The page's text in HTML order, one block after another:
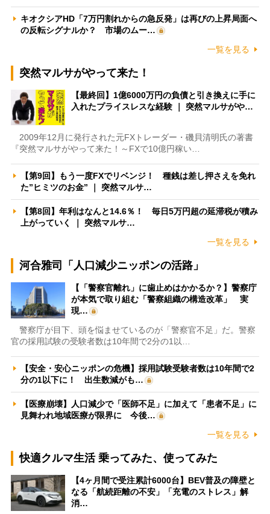
キオクシアHD「7万円割れからの急反発」は再びの上昇局面へ
の反転シグナルか？ 市場のムー…
一覧を見る
突然マルサがやって来た！
【最終回】1億6000万円の負債と引き換えに手に
入れたプライスレスな経験 ｜ 突然マルサがや…
2009年12月に発行された元FXトレーダー・磯貝清明氏の著書
『突然マルサがやって来た！～FXで10億円稼い…
【第9回】もう一度FXでリベンジ！ 種銭は差し押さえを免れ
た”ヒミツのお金” ｜ 突然マルサ…
【第8回】年利はなんと14.6％！ 毎日5万円超の延滞税が積み
上がっていく ｜ 突然マルサ…
一覧を見る
河合雅司「人口減少ニッポンの活路」
【「警察官離れ」に歯止めはかかるか？】警察庁
が本気で取り組む「警察組織の構造改革」 実
現…
警察庁が目下、頭を悩ませているのが「警察官不足」だ。警察
官の採用試験の受験者数は10年間で2分の1以…
【安全・安心ニッポンの危機】採用試験受験者数は10年間で2
分の1以下に！ 出生数減がも…
【医療崩壊】人口減少で「医師不足」に加えて「患者不足」に
見舞われ地域医療が限界に 今後…
一覧を見る
快適クルマ生活 乗ってみた、使ってみた
【4ヶ月間で受注累計6000台】BEV普及の障壁と
なる「航続距離の不安」「充電のストレス」解
消…